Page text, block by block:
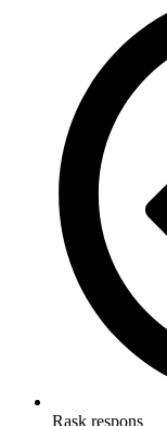
Rask respons